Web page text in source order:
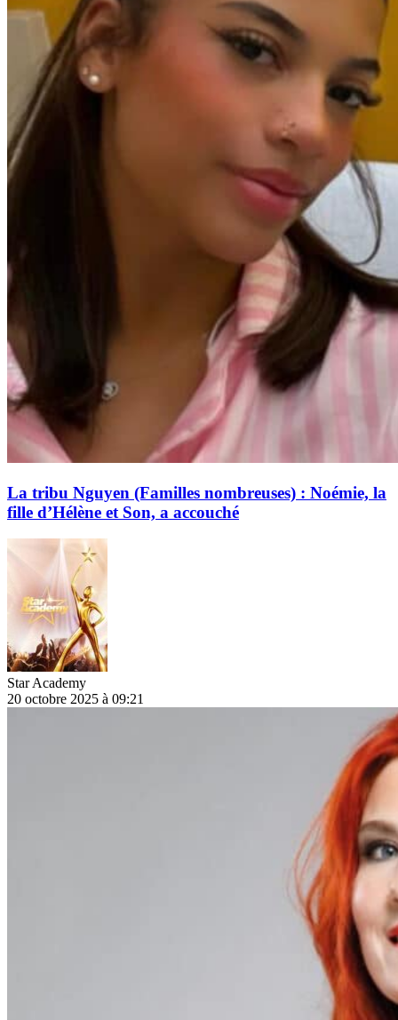
La tribu Nguyen (Familles nombreuses) : Noémie, la
fille d’Hélène et Son, a accouché
Star Academy
20 octobre 2025 à 09:21